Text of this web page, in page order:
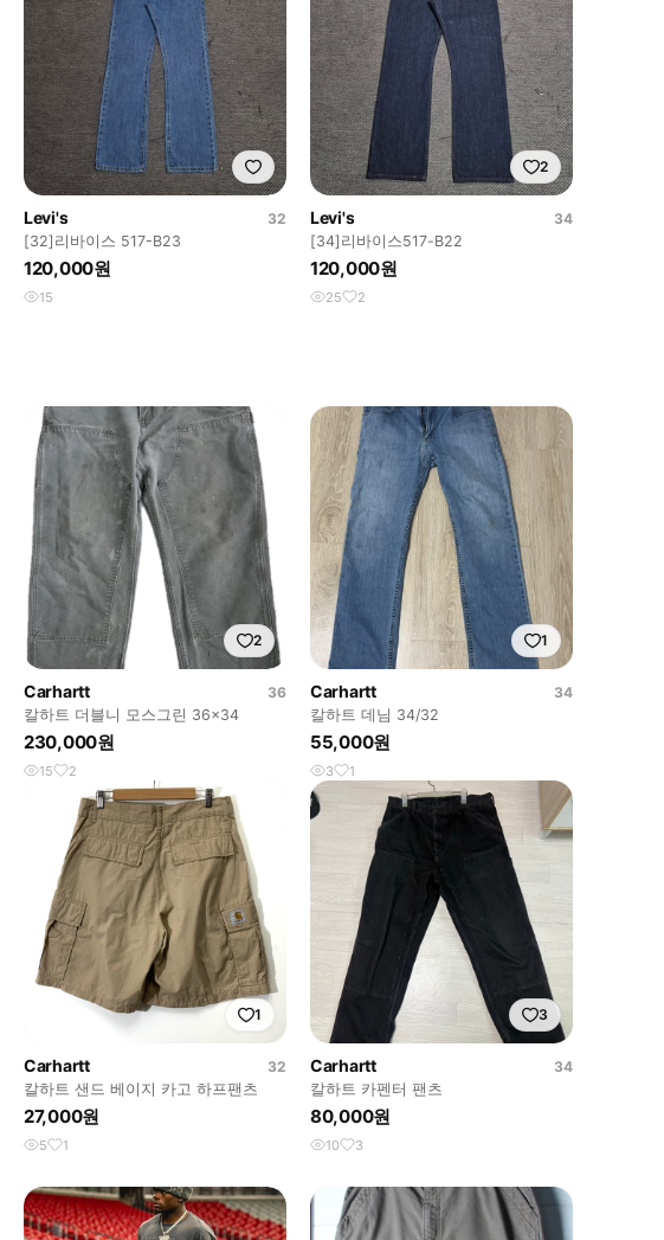
Levi's
32
[32]리바이스 517-B23
120,000원
15
2
Levi's
34
[34]리바이스517-B22
120,000원
25 2
2
Carhartt
36
칼하트 더블니 모스그린 36x34
230,000원
15 2
1
Carhartt
34
칼하트 데님 34/32
55,000원
3 1
1
Carhartt
32
칼하트 샌드 베이지 카고 하프팬츠
27,000원
5 1
3
Carhartt
34
칼하트 카펜터 팬츠
80,000원
10 3